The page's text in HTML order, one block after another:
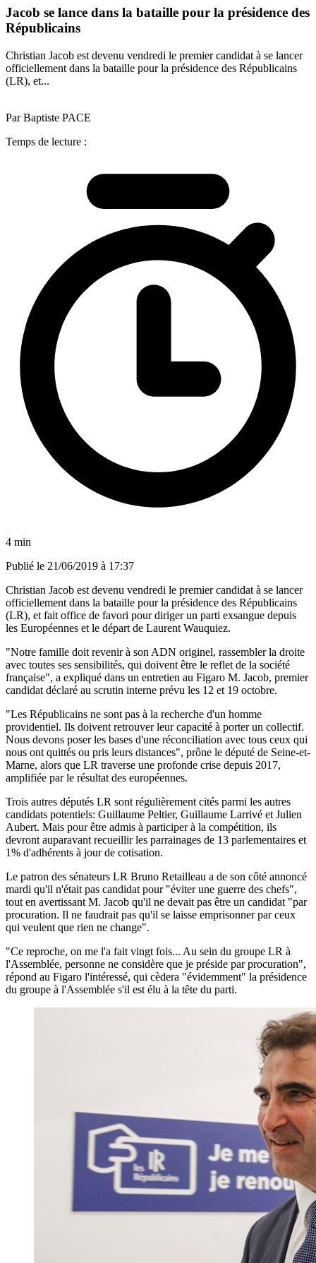
Jacob se lance dans la bataille pour la présidence des
Républicains
Christian Jacob est devenu vendredi le premier candidat à se lancer
officiellement dans la bataille pour la présidence des Républicains
(LR), et...
Par Baptiste PACE
Temps de lecture :
4 min
Publié le 21/06/2019 à 17:37
Christian Jacob est devenu vendredi le premier candidat à se lancer
officiellement dans la bataille pour la présidence des Républicains
(LR), et fait office de favori pour diriger un parti exsangue depuis
les Européennes et le départ de Laurent Wauquiez.
"Notre famille doit revenir à son ADN originel, rassembler la droite
avec toutes ses sensibilités, qui doivent être le reflet de la société
française", a expliqué dans un entretien au Figaro M. Jacob, premier
candidat déclaré au scrutin interne prévu les 12 et 19 octobre.
"Les Républicains ne sont pas à la recherche d'un homme
providentiel. Ils doivent retrouver leur capacité à porter un collectif.
Nous devons poser les bases d'une réconciliation avec tous ceux qui
nous ont quittés ou pris leurs distances", prône le député de Seine-et-
Marne, alors que LR traverse une profonde crise depuis 2017,
amplifiée par le résultat des européennes.
Trois autres députés LR sont régulièrement cités parmi les autres
candidats potentiels: Guillaume Peltier, Guillaume Larrivé et Julien
Aubert. Mais pour être admis à participer à la compétition, ils
devront auparavant recueillir les parrainages de 13 parlementaires et
1% d'adhérents à jour de cotisation.
Le patron des sénateurs LR Bruno Retailleau a de son côté annoncé
mardi qu'il n'était pas candidat pour "éviter une guerre des chefs",
tout en avertissant M. Jacob qu'il ne devait pas être un candidat "par
procuration. Il ne faudrait pas qu'il se laisse emprisonner par ceux
qui veulent que rien ne change".
"Ce reproche, on me l'a fait vingt fois... Au sein du groupe LR à
l'Assemblée, personne ne considère que je préside par procuration",
répond au Figaro l'intéressé, qui cèdera "évidemment" la présidence
du groupe à l'Assemblée s'il est élu à la tête du parti.